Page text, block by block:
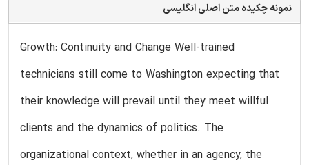
نمونه چکیده متن اصلی انگلیسی
Growth: Continuity and Change Well-trained
technicians still come to Washington expecting that
their knowledge will prevail until they meet willful
clients and the dynamics of politics. The
organizational context, whether in an agency, the